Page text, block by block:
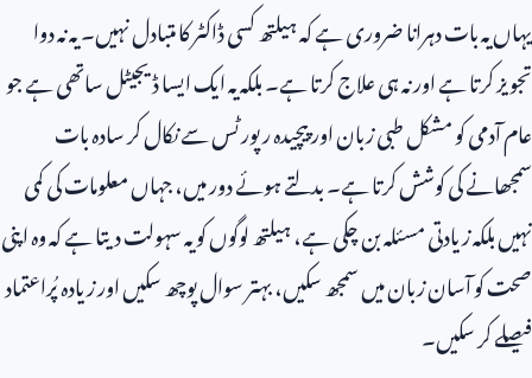
یہاں یہ بات دہرانا ضروری ہے کہ ہیلتھ کسی ڈاکٹر کا متبادل نہیں۔ یہ نہ دوا
تجویز کرتا ہے اور نہ ہی علاج کرتا ہے۔ بلکہ یہ ایک ایسا ڈیجیٹل ساتھی ہے جو
عام آدمی کو مشکل طبی زبان اور پیچیدہ رپورٹس سے نکال کر سادہ بات
سمجھانے کی کوشش کرتا ہے۔ بدلتے ہوئے دور میں، جہاں معلومات کی کمی
نہیں بلکہ زیادتی مسئلہ بن چکی ہے، ہیلتھ لوگوں کو یہ سہولت دیتا ہے کہ وہ اپنی
صحت کو آسان زبان میں سمجھ سکیں، بہتر سوال پوچھ سکیں اور زیادہ پُراعتماد
فیصلے کر سکیں۔